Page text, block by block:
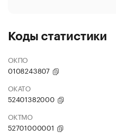
Коды статистики
ОКПО
0108243807
ОКАТО
52401382000
ОКТМО
52701000001